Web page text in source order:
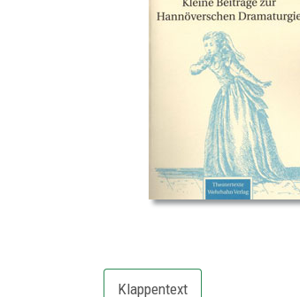
Klappentext